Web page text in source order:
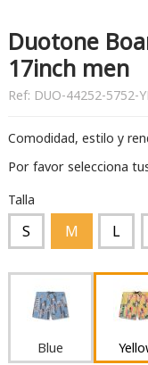
Duotone
17inch men
Ref: DUO-44252-5752-
Comodidad, estilo y
Por favor selecciona
Talla
S M L
Blue